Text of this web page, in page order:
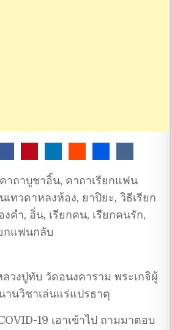
คาถาบูชาอิ้น, คาถาเรียกแฟน
เทวดาหลงห้อง, ยาปิยะ,วิธีเรียก
งคำ, อิ่น, เรียกคน, เรียกคนรัก,
กแฟนกลับ
วงปู่ทับ วัดอนงคาราม พระเกจิผู้
านวิชาเล่นแร่แปรธาตุ
19 เอาเข้าไป ถามมาตอบ